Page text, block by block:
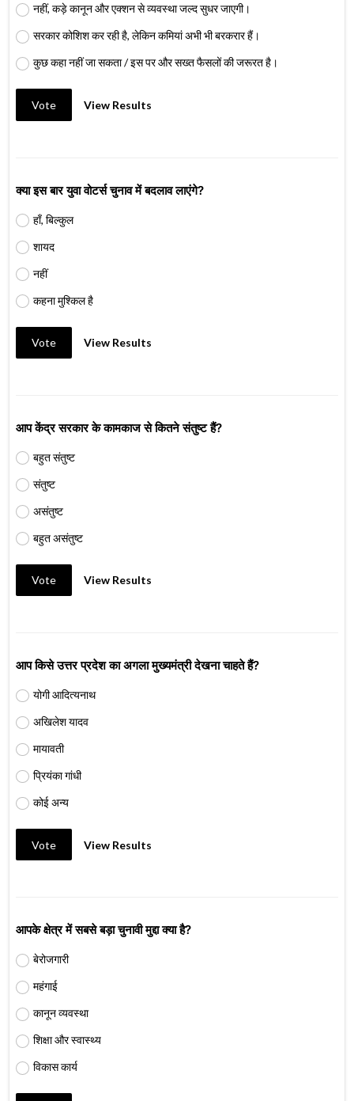
नहीं, कड़े कानून और एक्शन से व्यवस्था जल्द सुधर जाएगी।
सरकार कोशिश कर रही है, लेकिन कमियां अभी भी बरकरार हैं।
कुछ कहा नहीं जा सकता / इस पर और सख्त फैसलों की जरूरत है।
Vote View Results
क्या इस बार युवा वोटर्स चुनाव में बदलाव लाएंगे?
हाँ, बिल्कुल
शायद
नहीं
कहना मुश्किल है
Vote View Results
आप केंद्र सरकार के कामकाज से कितने संतुष्ट हैं?
बहुत संतुष्ट
संतुष्ट
असंतुष्ट
बहुत असंतुष्ट
Vote View Results
आप किसे उत्तर प्रदेश का अगला मुख्यमंत्री देखना चाहते हैं?
योगी आदित्यनाथ
अखिलेश यादव
मायावती
प्रियंका गांधी
कोई अन्य
Vote View Results
आपके क्षेत्र में सबसे बड़ा चुनावी मुद्दा क्या है?
बेरोजगारी
महंगाई
कानून व्यवस्था
शिक्षा और स्वास्थ्य
विकास कार्य